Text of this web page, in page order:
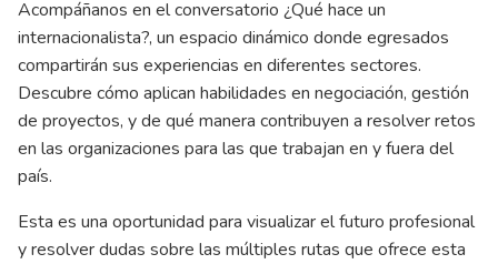
Acompáñanos en el conversatorio ¿Qué hace un
internacionalista?, un espacio dinámico donde egresados
compartirán sus experiencias en diferentes sectores.
Descubre cómo aplican habilidades en negociación, gestión
de proyectos, y de qué manera contribuyen a resolver retos
en las organizaciones para las que trabajan en y fuera del
país.
Esta es una oportunidad para visualizar el futuro profesional
y resolver dudas sobre las múltiples rutas que ofrece esta